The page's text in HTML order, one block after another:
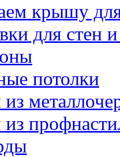
крышу
для стен
потолки